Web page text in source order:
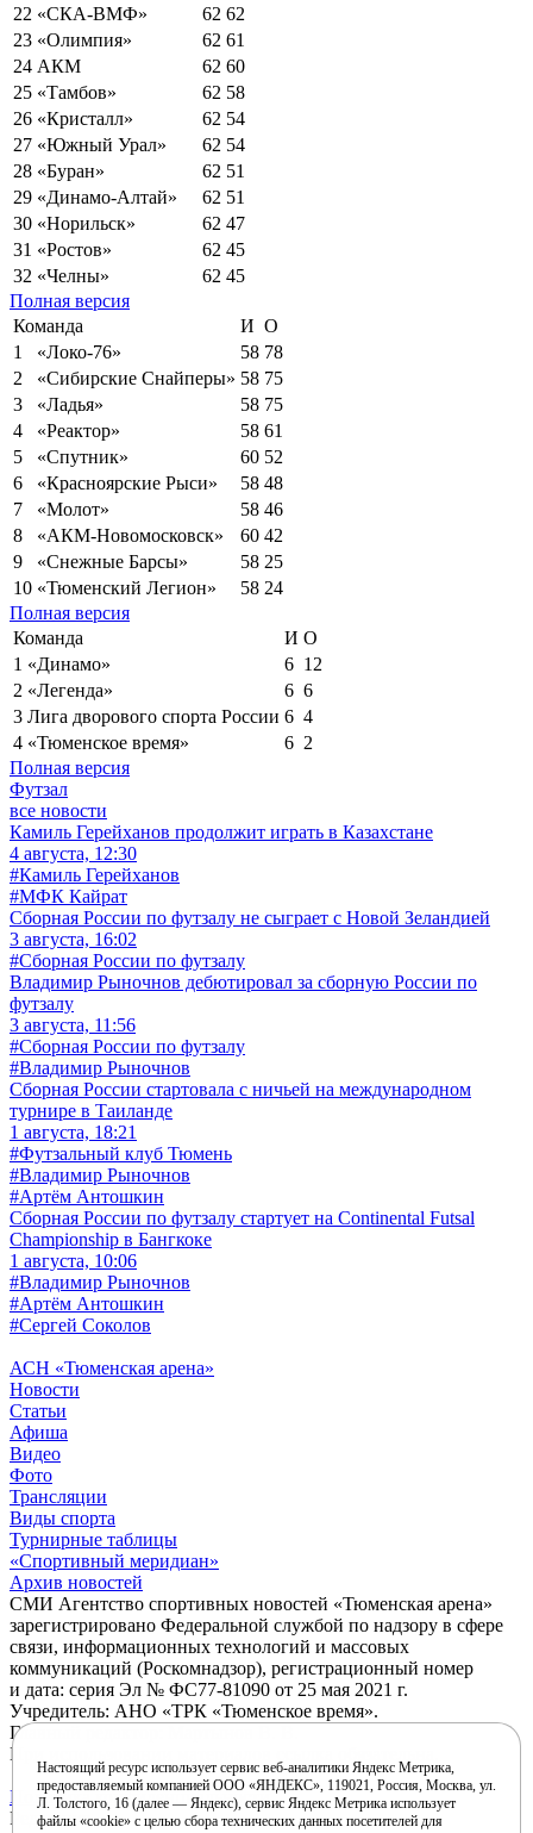
22 «СКА-ВМФ» 62 62
23 «Олимпия» 62 61
24 АКМ 62 60
25 «Тамбов» 62 58
26 «Кристалл» 62 54
27 «Южный Урал» 62 54
28 «Буран» 62 51
29 «Динамо-Алтай» 62 51
30 «Норильск» 62 47
31 «Ростов» 62 45
32 «Челны» 62 45
Полная версия
Команда
И О
1
«Локо-76» 58 78
2
«Сибирские Снайперы» 58 75
3
«Ладья» 58 75
4
«Реактор» 58 61
5
«Спутник» 60 52
6
«Красноярские Рыси» 58 48
7
«Молот» 58 46
8
«АКМ-Новомосковск» 60 42
9
«Снежные Барсы» 58 25
10 «Тюменский Легион» 58 24
Полная версия
Команда
И О
1 «Динамо» 6 12
2 «Легенда» 6 6
3 Лига дворового спорта России 6 4
4 «Тюменское время» 6 2
Полная версия
Футзал
все новости
Камиль Герейханов продолжит играть в Казахстане
4 августа, 12:30
#Камиль Герейханов
#МФК Кайрат
Сборная России по футзалу не сыграет с Новой Зеландией
3 августа, 16:02
#Сборная России по футзалу
Владимир Рыночнов дебютировал за сборную России по
футзалу
3 августа, 11:56
#Сборная России по футзалу
#Владимир Рыночнов
Сборная России стартовала с ничьей на международном
турнире в Таиланде
1 августа, 18:21
#Футзальный клуб Тюмень
#Владимир Рыночнов
#Артём Антошкин
Сборная России по футзалу стартует на Continental Futsal
Championship в Бангкоке
1 августа, 10:06
#Владимир Рыночнов
#Артём Антошкин
#Сергей Соколов
АСН «Тюменская арена»
Новости
Статьи
Афиша
Видео
Фото
Трансляции
Виды спорта
Турнирные таблицы
«Спортивный меридиан»
Архив новостей
СМИ Агентство спортивных новостей «Тюменская арена»
зарегистрировано Федеральной службой по надзору в сфере
связи, информационных технологий и массовых
коммуникаций (Роскомнадзор), регистрационный номер
и дата: серия Эл № ФС77-81090 от 25 мая 2021 г.
Учредитель: АНО «ТРК «Тюменское время».
Главный редактор: Мартынов В. В.
При использовании материалов ссылка обязательна.
Политика конфиденциальности
Редакция:
Настоящий ресурс использует сервис веб-аналитики Яндекс Метрика,
предоставляемый компанией ООО «ЯНДЕКС», 119021, Россия, Москва, ул.
Л. Толстого, 16 (далее — Яндекс), сервис Яндекс Метрика использует
файлы «cookie» с целью сбора технических данных посетителей для